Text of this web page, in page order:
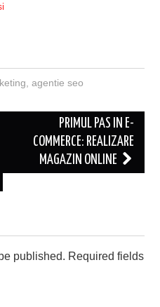
, agentie seo
PRIMUL PAS IN E-
COMMERCE: REALIZARE
MAGAZIN ONLINE
published. Required fields